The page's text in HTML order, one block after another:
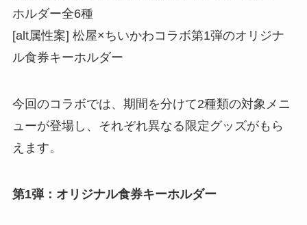
ホルダー全6種
[alt属性案] 松屋×ちいかわコラボ第1弾のオリジナ
ル食券キーホルダー
今回のコラボでは、期間を分けて2種類の対象メニ
ューが登場し、それぞれ異なる限定グッズがもら
えます。
第1弾：オリジナル食券キーホルダー